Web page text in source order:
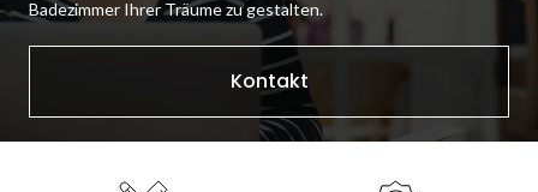
Badezimmer Ihrer Träume zu gestalten.
Kontakt